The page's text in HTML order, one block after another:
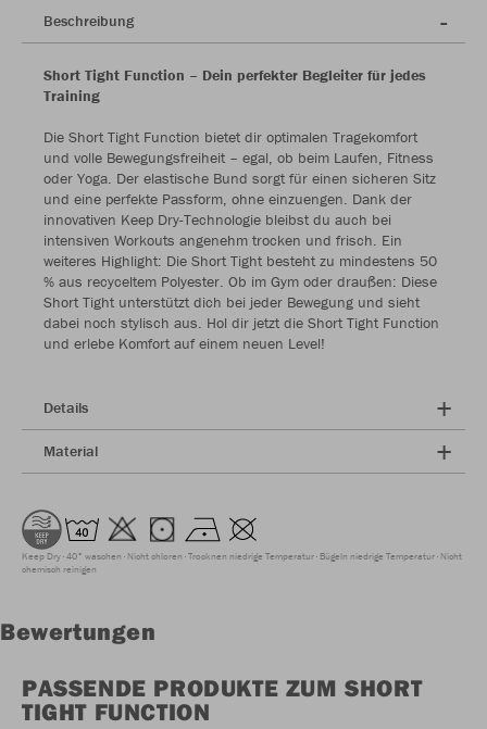
Beschreibung
Short Tight Function – Dein perfekter Begleiter für jedes
Training
Die Short Tight Function bietet dir optimalen Tragekomfort
und volle Bewegungsfreiheit – egal, ob beim Laufen, Fitness
oder Yoga. Der elastische Bund sorgt für einen sicheren Sitz
und eine perfekte Passform, ohne einzuengen. Dank der
innovativen Keep Dry-Technologie bleibst du auch bei
intensiven Workouts angenehm trocken und frisch. Ein
weiteres Highlight: Die Short Tight besteht zu mindestens 50
% aus recyceltem Polyester. Ob im Gym oder draußen: Diese
Short Tight unterstützt dich bei jeder Bewegung und sieht
dabei noch stylisch aus. Hol dir jetzt die Short Tight Function
und erlebe Komfort auf einem neuen Level!
Details
Material
Keep Dry 40° waschen Nicht chloren Trocknen niedrige Temperatur Bügeln niedrige Temperatur Nicht
chemisch reinigen
Bewertungen
PASSENDE PRODUKTE ZUM SHORT
TIGHT FUNCTION